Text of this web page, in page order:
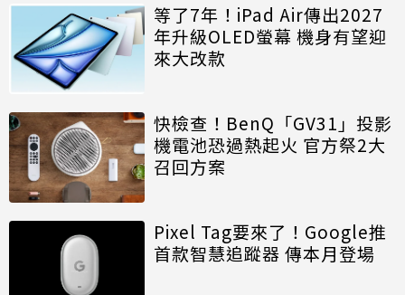
等了7年！iPad Air傳出2027
年升級OLED螢幕 機身有望迎
來大改款
快檢查！BenQ「GV31」投影
機電池恐過熱起火 官方祭2大
召回方案
Pixel Tag要來了！Google推
首款智慧追蹤器 傳本月登場